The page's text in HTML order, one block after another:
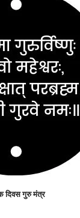
दिवस गुरु मंत्र